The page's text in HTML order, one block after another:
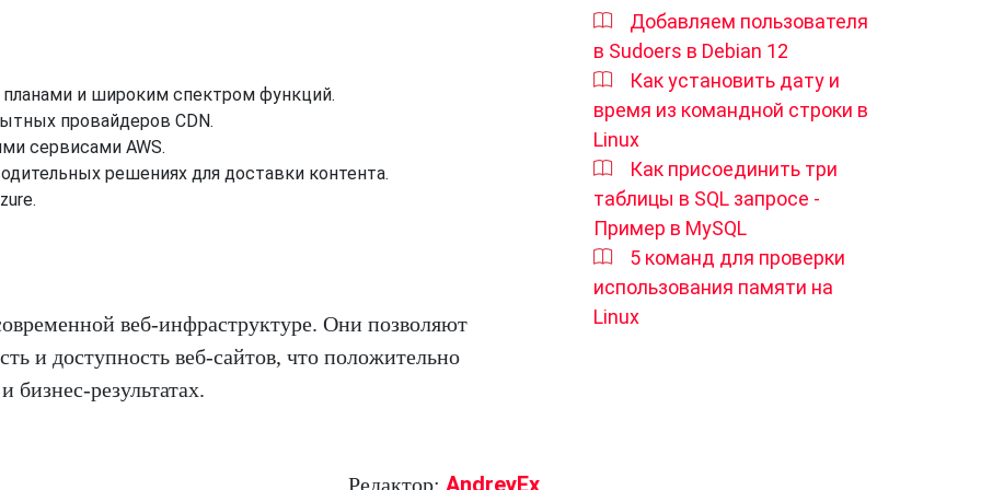
и широким спектром функций.
провайдеров CDN.
сервисами AWS.
решениях для доставки контента.
веб-инфраструктуре. Они позволяют
и доступность веб-сайтов, что положительно
бизнес-результатах.
Редактор: AndreyEx
Добавляем пользователя
в Sudoers в Debian 12
Как установить дату и
время из командной строки в
Linux
Как присоединить три
таблицы в SQL запросе -
Пример в MySQL
5 команд для проверки
использования памяти на
Linux